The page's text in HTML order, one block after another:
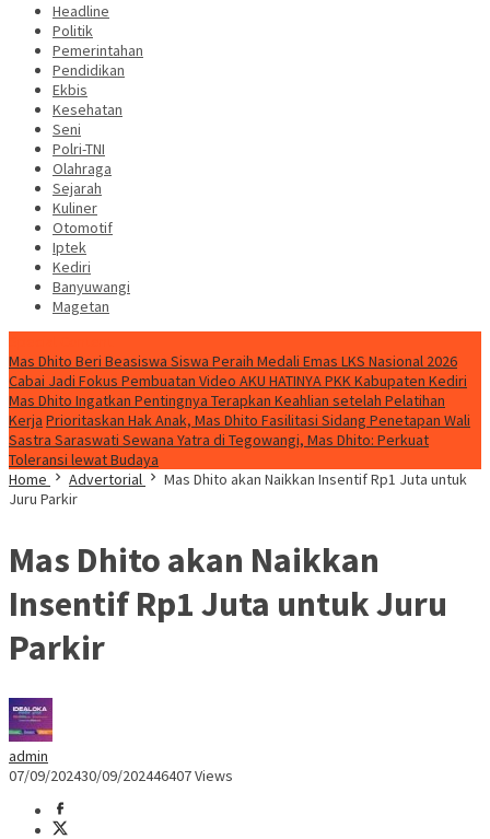
Headline
Politik
Pemerintahan
Pendidikan
Ekbis
Kesehatan
Seni
Polri-TNI
Olahraga
Sejarah
Kuliner
Otomotif
Iptek
Kediri
Banyuwangi
Magetan
Mas Dhito Beri Beasiswa Siswa Peraih Medali Emas LKS Nasional 2026
Cabai Jadi Fokus Pembuatan Video AKU HATINYA PKK Kabupaten Kediri
Mas Dhito Ingatkan Pentingnya Terapkan Keahlian setelah Pelatihan
Kerja Prioritaskan Hak Anak, Mas Dhito Fasilitasi Sidang Penetapan Wali
Sastra Saraswati Sewana Yatra di Tegowangi, Mas Dhito: Perkuat
Toleransi lewat Budaya
Home
Advertorial
Mas Dhito akan Naikkan Insentif Rp1 Juta untuk
Juru Parkir
Mas Dhito akan Naikkan
Insentif Rp1 Juta untuk Juru
Parkir
admin
07/09/202430/09/202446407 Views